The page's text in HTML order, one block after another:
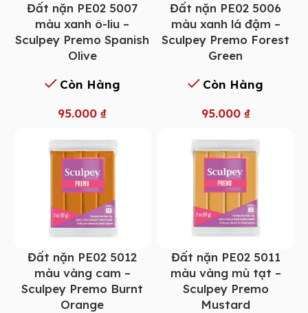
Đất nặn PE02 5007
màu xanh ô-liu –
Sculpey Premo Spanish
Olive
Còn Hàng
95.000 ₫
Đất nặn PE02 5006
màu xanh lá đậm –
Sculpey Premo Forest
Green
Còn Hàng
95.000 ₫
Đất nặn PE02 5012
màu vàng cam –
Sculpey Premo Burnt
Orange
Đất nặn PE02 5011
màu vàng mù tạt –
Sculpey Premo
Mustard